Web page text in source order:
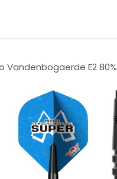
Vandenbogaerde E2 80%